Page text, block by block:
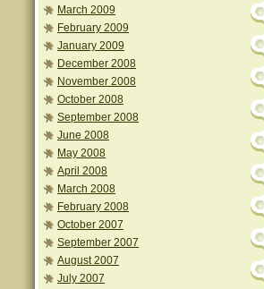
March 2009
February 2009
January 2009
December 2008
November 2008
October 2008
September 2008
June 2008
May 2008
April 2008
March 2008
February 2008
October 2007
September 2007
August 2007
July 2007